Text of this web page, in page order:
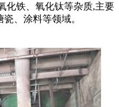
化铁、氧化钛等杂质,主要
、涂料等领域。